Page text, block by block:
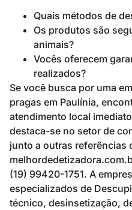
Quais métodos de
Os produtos são
animais?
Vocês oferecem
realizados?
Se você busca por uma
pragas em Paulínia,
atendimento local
destaca-se no setor de
junto a outras referências
(19) 99420-1751. A
especializados de
técnico, desinsetização,